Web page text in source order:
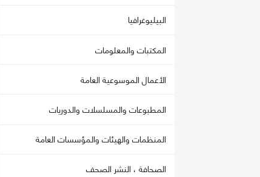
البيليوغرافيا
المكتبات والمعلومات
الأعمال الموسوعية العامة
المطبوعات والمسلسلات والدوريات
المنظمات والهيئات والمؤسسات العامة
الصحافة ، النشر الصحف